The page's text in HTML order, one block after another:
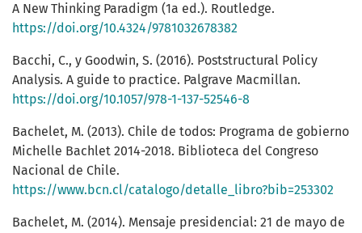
A New Thinking Paradigm (1a ed.). Routledge.
https://doi.org/10.4324/9781032678382
Bacchi, C., y Goodwin, S. (2016). Poststructural Policy
Analysis. A guide to practice. Palgrave Macmillan.
https://doi.org/10.1057/978-1-137-52546-8
Bachelet, M. (2013). Chile de todos: Programa de gobierno
Michelle Bachlet 2014-2018. Biblioteca del Congreso
Nacional de Chile.
https://www.bcn.cl/catalogo/detalle_libro?bib=253302
Bachelet, M. (2014). Mensaje presidencial: 21 de mayo de